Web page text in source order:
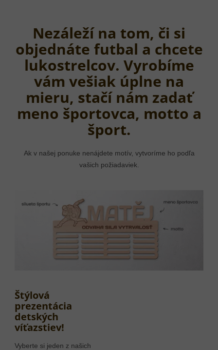
Nezáleží na tom, či si
objednáte futbal a chcete
lukostrelcov. Vyrobíme
vám vešiak úplne na
mieru, stačí nám zadať
meno športovca, motto a
šport.
Ak v našej ponuke nenájdete motív, vytvoríme ho podľa
vašich požiadaviek.
Štýlová
prezentácia
detských
víťazstiev!
Vyberte si jeden z našich